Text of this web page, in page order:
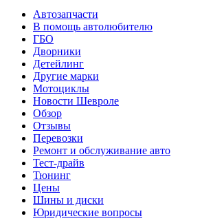
Автозапчасти
В помощь автолюбителю
ГБО
Дворники
Детейлинг
Другие марки
Мотоциклы
Новости Шевроле
Обзор
Отзывы
Перевозки
Ремонт и обслуживание авто
Тест-драйв
Тюнинг
Цены
Шины и диски
Юридические вопросы